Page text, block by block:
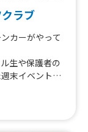
ラブ
カーがやって
生や保護者の
末イベントで